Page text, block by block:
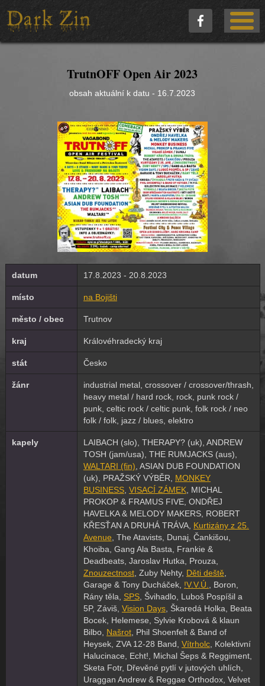
TrutnOFF Open Air 2023
obsah aktuální k datu - 16.7.2023
datum 17.8.2023 - 20.8.2023
místo na Bojišti
město / obec Trutnov
kraj Královéhradecký kraj
stát Česko
žánr
industrial metal, crossover / crossover/thrash,
heavy metal / hard rock, rock, punk rock /
punk, celtic rock / celtic punk, folk rock / neo
folk / folk, jazz / blues, elektro
kapely
LAIBACH (slo), THERAPY? (uk), ANDREW
TOSH (jam/usa), THE RUMJACKS (aus),
WALTARI (fin) , ASIAN DUB FOUNDATION
(uk), PRAŽSKÝ VÝBĚR, MONKEY
BUSINESS, VISACÍ ZÁMEK, MICHAL
PROKOP & FRAMUS FIVE, ONDŘEJ
HAVELKA & MELODY MAKERS, ROBERT
KŘESŤAN A DRUHÁ TRÁVA, Kurtizány z 25.
Avenue , The Atavists, Dunaj, Čankišou,
Khoiba, Gang Ala Basta, Frankie &
Deadbeats, Jaroslav Hutka, Prouza,
Znouzectnost, Zuby Nehty, Děti deště
Garage & Tony Ducháček, !V.V.Ú.
, Boron,
Rány těla, SPS, Švihadlo, Luboš Pospíšil a
5P, Záviš, Vision Days, Škaredá Holka, Beata
Bocek, Helemese, Sylvie Krobová & klaun
Bilbo, Našrot, Phil Shoenfelt & Band of
Heysek, ZVA 12-28 Band, Vítrholc, Kolektivní
Halucinace, Echt!, Michal Šeps & Reggiment,
Sketa Fotr, Dřevěné pytlí v jutových uhlích,
Uraggan Andrew & Reggae Orthodox, Velvet